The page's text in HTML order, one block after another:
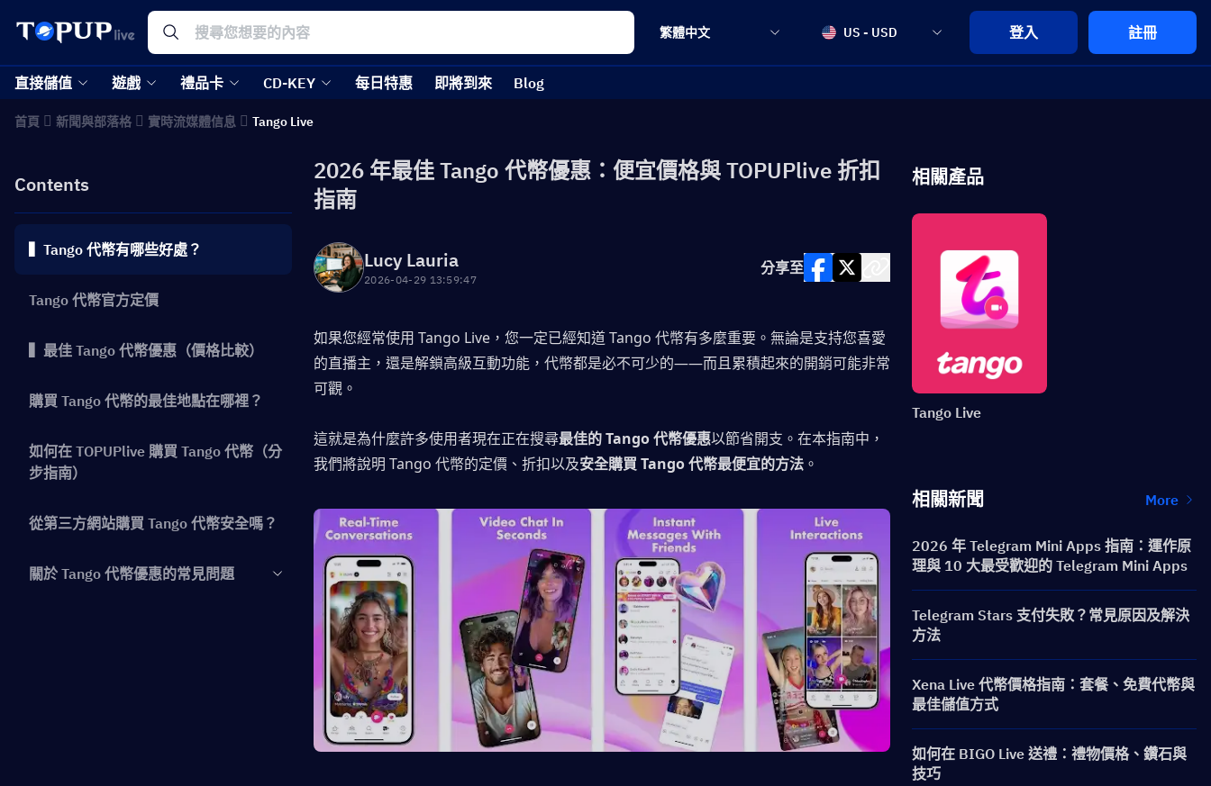
繁體中文 US - USD 登入 註冊
直接儲值 遊戲 禮品卡 CD-KEY 每日特惠 即將到來 Blog
首頁 新聞與部落格 實時流媒體信息 Tango Live
Contents
▍Tango 代幣有哪些好處？
Tango 代幣官方定價
▍最佳 Tango 代幣優惠（價格比較）
購買 Tango 代幣的最佳地點在哪裡？
如何在 TOPUPlive 購買 Tango 代幣（分
步指南）
從第三方網站購買 Tango 代幣安全嗎？
關於 Tango 代幣優惠的常見問題
2026 年最佳 Tango 代幣優惠：便宜價格與 TOPUPlive 折扣
指南
Lucy Lauria
2026-04-29 13:59:47
分享至
如果您經常使用 Tango Live，您一定已經知道 Tango 代幣有多麼重要。無論是支持您喜愛
的直播主，還是解鎖高級互動功能，代幣都是必不可少的——而且累積起來的開銷可能非常
可觀。
這就是為什麼許多使用者現在正在搜尋最佳的 Tango 代幣優惠以節省開支。在本指南中，
我們將說明 Tango 代幣的定價、折扣以及安全購買 Tango 代幣最便宜的方法 。
相關產品
Tango Live
相關新聞 More
2026 年 Telegram Mini Apps 指南：運作原
理與 10 大最受歡迎的 Telegram Mini Apps
Telegram Stars 支付失敗？常見原因及解決
方法
Xena Live 代幣價格指南：套餐、免費代幣與
最佳儲值方式
如何在 BIGO Live 送禮：禮物價格、鑽石與
技巧